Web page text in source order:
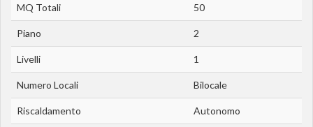
MQ Totali 50
Piano 2
Livelli 1
Numero Locali Bilocale
Riscaldamento Autonomo